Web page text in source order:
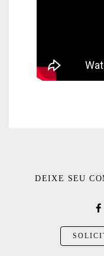
DEIXE SEU